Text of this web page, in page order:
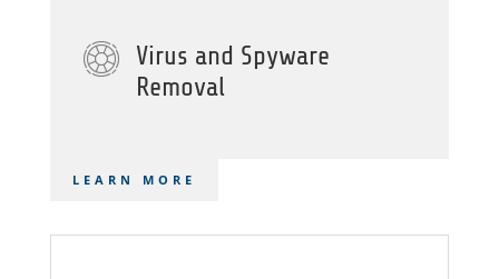
Virus and Spyware
Removal
LEARN MORE